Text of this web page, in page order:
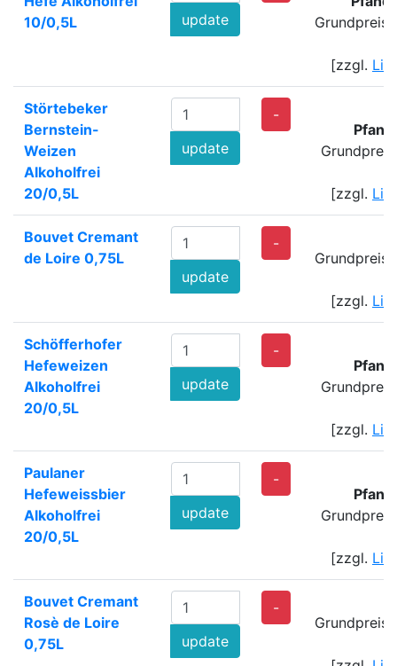
10/0,5L
update
Grundpreis:
[zzgl.
Störtebeker
Bernstein-
Weizen
Alkoholfrei
20/0,5L
update
-
[zzgl.
Bouvet Cremant
de Loire 0,75L
update
-
Grundpreis:
[zzgl.
Schöfferhofer
Hefeweizen
Alkoholfrei
20/0,5L
update
-
[zzgl.
Paulaner
Hefeweissbier
Alkoholfrei
20/0,5L
update
-
[zzgl.
Bouvet Cremant
Rosè de Loire
0,75L
update
-
Grundpreis: